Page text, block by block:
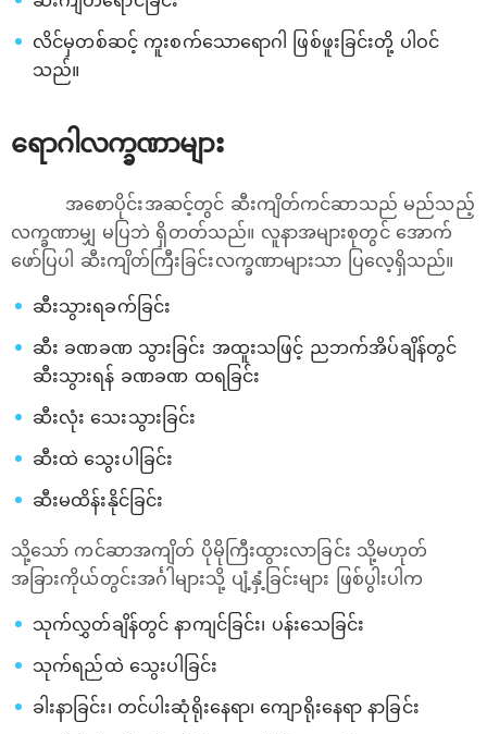
လိင်မှတစ်ဆင့် ကူးစက်သောရောဂါ ဖြစ်ဖူးခြင်းတို့ ပါဝင်
သည်။
ရောဂါလက္ခဏာများ
အစောပိုင်းအဆင့်တွင် ဆီးကျိတ်ကင်ဆာသည် မည်သည့်
လက္ခဏာမျှ မပြဘဲ ရှိတတ်သည်။ လူနာအများစုတွင် အောက်
ဖော်ပြပါ ဆီးကျိတ်ကြီးခြင်းလက္ခဏာများသာ ပြလေ့ရှိသည်။
ဆီးသွားရခက်ခြင်း
ဆီး ခဏခဏ သွားခြင်း အထူးသဖြင့် ညဘက်အိပ်ချိန်တွင်
ဆီးသွားရန် ခဏခဏ ထရခြင်း
ဆီးလုံး သေးသွားခြင်း
ဆီးထဲ သွေးပါခြင်း
ဆီးမထိန်းနိုင်ခြင်း
သို့သော် ကင်ဆာအကျိတ် ပိုမိုကြီးထွားလာခြင်း သို့မဟုတ်
အခြားကိုယ်တွင်းအင်္ဂါများသို့ ပျံ့နှံ့ခြင်းများ ဖြစ်ပွါးပါက
သုက်လွှတ်ချိန်တွင် နာကျင်ခြင်း၊ ပန်းသေခြင်း
သုက်ရည်ထဲ သွေးပါခြင်း
ခါးနာခြင်း၊ တင်ပါးဆုံရိုးနေရာ၊ ကျောရိုးနေရာ နာခြင်း